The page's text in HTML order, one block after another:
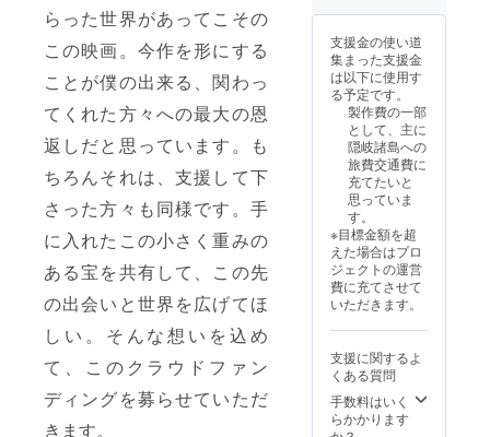
らった世界があってこその
この映画。今作を形にする
ことが僕の出来る、関わっ
てくれた方々への最大の恩
返しだと思っています。も
ちろんそれは、支援して下
さった方々も同様です。手
に入れたこの小さく重みの
ある宝を共有して、この先
の出会いと世界を広げてほ
しい。そんな想いを込め
て、このクラウドファン
ディングを募らせていただ
きます。
S、M、
L、XL
＜サイ
ズ＞単
位:cm
S：身丈
66/身巾
49/肩巾
44/袖丈
19/身長
163
M：身
丈70/身
巾52/肩
巾47/袖
丈20/身
長170
L：身丈
74/身巾
55/肩巾
50/袖丈
22/身長
179
XL：身
枚目
（監督
デザイ
ン）、4
枚目
（中村
一夫デ
ザイ
ン）の
写真を
ご参照
くださ
い／
【監督
オリジ
ナルデ
ザイ
ン】
色：黄
オート
ミー
ル、イ
ンディ
イン】
お選び
くださ
い。ど
のよう
な組み
合わせ
でも大
丈夫で
す。 ※
お好き
ツの種
類・
色・サ
イズを
備考欄
にご記
さい※
＼柄の
詳細は3
枚目
（監督
支援金の使い道
集まった支援金
は以下に使用す
る予定です。
製作費の一部
として、主に
隠岐諸島への
旅費交通費に
充てたいと
思っていま
す。
※目標金額を超
えた場合はプロ
ジェクトの運営
費に充てさせて
いただきます。
支援に関するよ
くある質問
手数料はいく
らかかります